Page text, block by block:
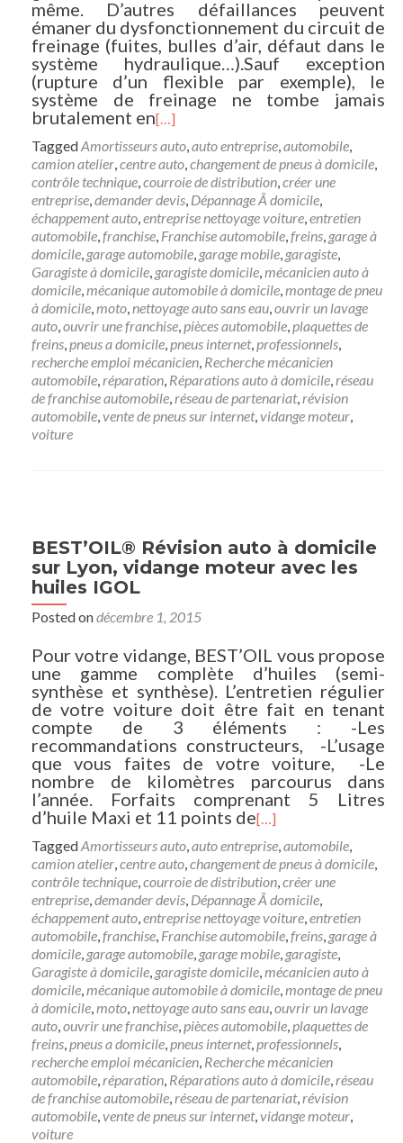
même. D’autres défaillances peuvent
émaner du dysfonctionnement du circuit de
freinage (fuites, bulles d’air, défaut dans le
système hydraulique…).Sauf exception
(rupture d’un flexible par exemple), le
système de freinage ne tombe jamais
brutalement en[…]
TaggedAmortisseurs auto,auto entreprise,automobile,
camion atelier,centre auto,changement de pneus à domicile,
contrôle technique,courroie de distribution,créer une
entreprise,demander devis, Dépannage Ã domicile,
échappement auto,entreprise nettoyage voiture,entretien
automobile,franchise, Franchise automobile,freins, garage à
domicile, garage automobile, garage mobile, garagiste,
Garagiste à domicile, garagiste domicile,mécanicien auto à
domicile,mécanique automobile à domicile,montage de pneu
à domicile,moto,nettoyage auto sans eau,ouvrir un lavage
auto,ouvrir une franchise,pièces automobile,plaquettes de
freins,pneus a domicile,pneus internet,professionnels,
recherche emploi mécanicien, Recherche mécanicien
automobile,réparation, Réparations auto à domicile,réseau
de franchise automobile,réseau de partenariat,révision
automobile,vente de pneus sur internet,vidange moteur,
voiture
BEST’OIL® Révision auto à domicile
sur Lyon, vidange moteur avec les
huiles IGOL
Posted ondécembre 1, 2015
Pour votre vidange, BEST’OIL vous propose
une gamme complète d’huiles (semi-
synthèse et synthèse). L’entretien régulier
de votre voiture doit être fait en tenant
compte de 3 éléments : -Les
recommandations constructeurs, -L’usage
que vous faites de votre voiture, -Le
nombre de kilomètres parcourus dans
l’année. Forfaits comprenant 5 Litres
d’huile Maxi et 11 points de[…]
TaggedAmortisseurs auto,auto entreprise,automobile,
camion atelier,centre auto,changement de pneus à domicile,
contrôle technique,courroie de distribution,créer une
entreprise,demander devis, Dépannage Ã domicile,
échappement auto,entreprise nettoyage voiture,entretien
automobile,franchise, Franchise automobile,freins, garage à
domicile, garage automobile, garage mobile, garagiste,
Garagiste à domicile, garagiste domicile,mécanicien auto à
domicile,mécanique automobile à domicile,montage de pneu
à domicile,moto,nettoyage auto sans eau,ouvrir un lavage
auto,ouvrir une franchise,pièces automobile,plaquettes de
freins,pneus a domicile,pneus internet,professionnels,
recherche emploi mécanicien, Recherche mécanicien
automobile,réparation, Réparations auto à domicile,réseau
de franchise automobile,réseau de partenariat,révision
automobile,vente de pneus sur internet,vidange moteur,
voiture